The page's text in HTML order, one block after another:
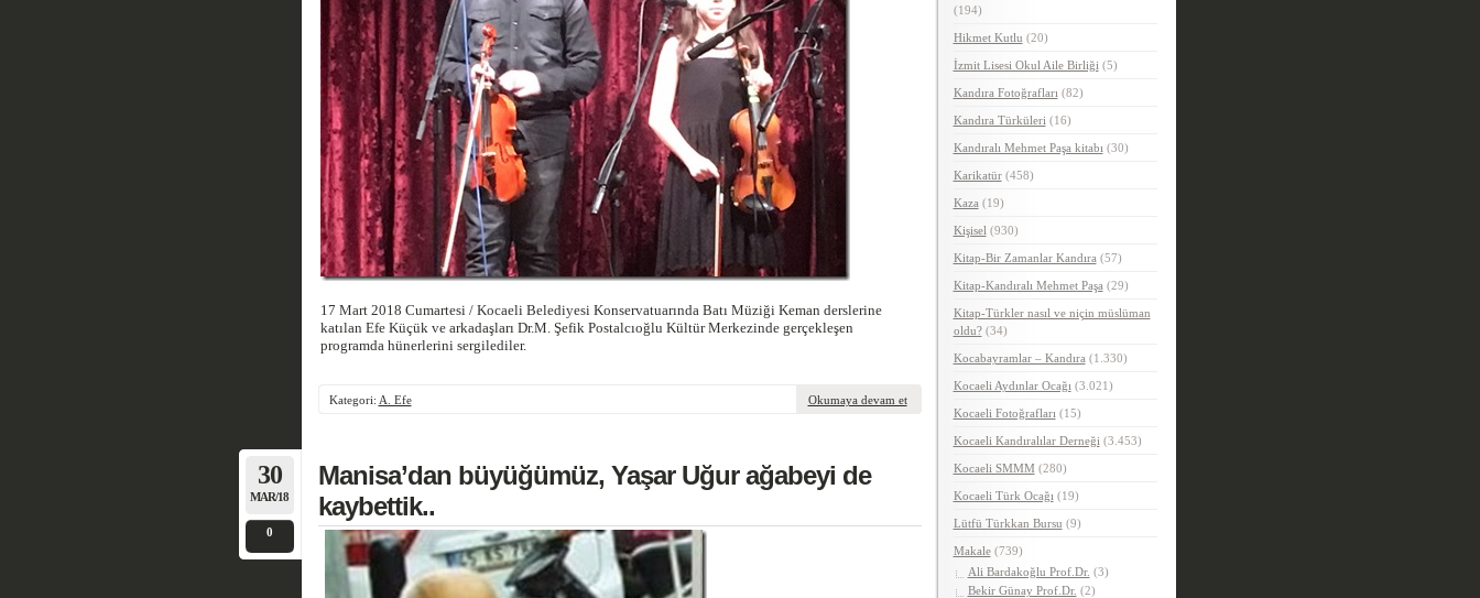
17 Mart 2018 Cumartesi / Kocaeli Belediyesi Konservatuarında Batı Müziği Keman derslerine
katılan Efe Küçük ve arkadaşları Dr.M. Şefik Postalcıoğlu Kültür Merkezinde gerçekleşen
programda hünerlerini sergilediler.
Kategori: A. Efe Okumaya devam et
30
MAR/18
0
Manisa’dan büyüğümüz, Yaşar Uğur ağabeyi de
kaybettik..
(194)
Hikmet Kutlu (20)
İzmit Lisesi Okul Aile Birliği (5)
Kandıra Fotoğrafları (82)
Kandıra Türküleri (16)
Kandıralı Mehmet Paşa kitabı (30)
Karikatür(458)
Kaza (19)
Kişisel (930)
Kitap-Bir Zamanlar Kandıra (57)
Kitap-Kandıralı Mehmet Paşa (29)
Kitap-Türkler nasıl ve niçin müslüman
oldu?(34)
Kocabayramlar – Kandıra (1.330)
Kocaeli Aydınlar Ocağı (3.021)
Kocaeli Fotoğrafları (15)
Kocaeli Kandıralılar Derneği (3.453)
Kocaeli SMMM (280)
Kocaeli Türk Ocağı (19)
Lütfü Türkkan Bursu (9)
Makale(739)
Ali Bardakoğlu Prof.Dr. (3)
Bekir Günay Prof.Dr. (2)